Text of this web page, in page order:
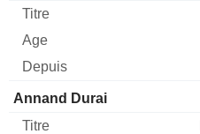
Annand Durai